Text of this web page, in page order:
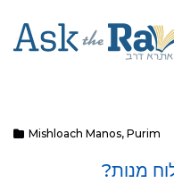
Mishloach Manos, Purim
מנות?